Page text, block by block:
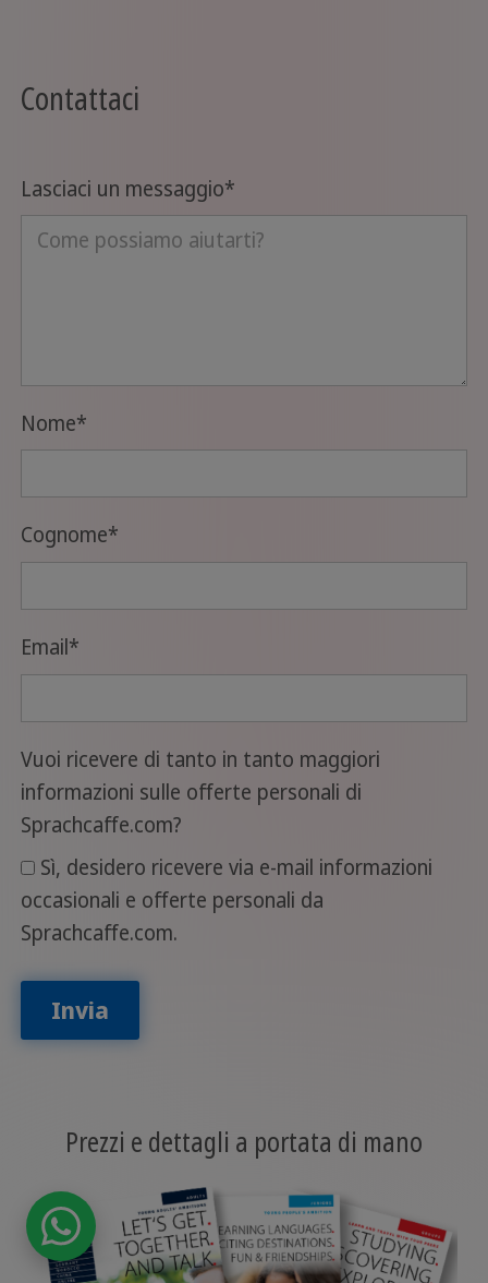
Contattaci
Lasciaci un messaggio*
Nome*
Cognome*
Email*
Vuoi ricevere di tanto in tanto maggiori
informazioni sulle offerte personali di
Sprachcaffe.com?
occasionali e offerte personali da
Sprachcaffe.com.
Invia
Prezzi e dettagli a portata di mano